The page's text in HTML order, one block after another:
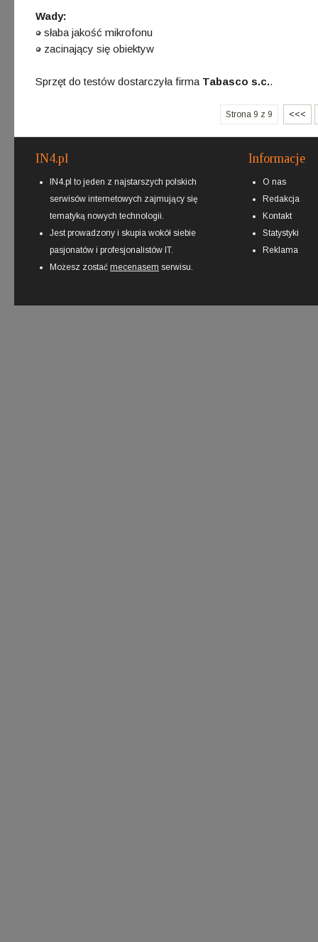
Wady:
słaba jakość mikrofonu
zacinający się obiektyw
Sprzęt do testów dostarczyła firma Tabasco s.c..
Strona 9 z 9 <<<
IN4.pl
IN4.pl to jeden z najstarszych polskich
serwisów internetowych zajmujący się
tematyką nowych technologii.
Jest prowadzony i skupia wokół siebie
pasjonatów i profesjonalistów IT.
Możesz zostać mecenasem serwisu.
Informacje
O nas
Redakcja
Kontakt
Statystyki
Reklama